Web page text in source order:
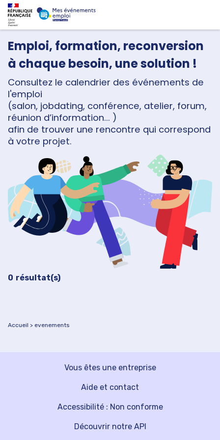
Emploi, formation, reconversion
à chaque besoin, une solution !
Consultez le calendrier des événements de
l'emploi
(salon, jobdating, conférence, atelier, forum,
réunion d’information... )
afin de trouver une rencontre qui correspond
à votre projet.
Filtrer les événements
0 résultat(s)
Accueil evenements
Vous êtes une entreprise
Découvrir notre API
Aide et contact
Accessibilité : Non conforme